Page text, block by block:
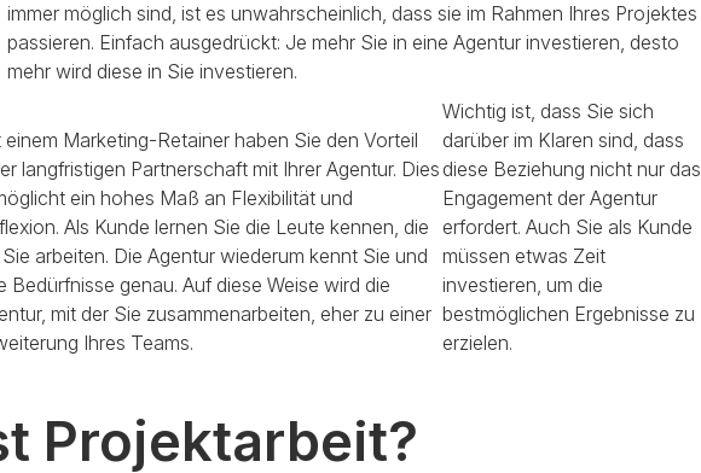
immer möglich sind, ist es unwahrscheinlich, dass sie im Rahmen Ihres Projektes
passieren. Einfach ausgedrückt: Je mehr Sie in eine Agentur investieren, desto
mehr wird diese in Sie investieren.
einem Marketing-Retainer haben Sie den Vorteil
langfristigen Partnerschaft mit Ihrer Agentur. Dies
ein hohes Maß an Flexibilität und
Als Kunde lernen Sie die Leute kennen, die
arbeiten. Die Agentur wiederum kennt Sie und
Bedürfnisse genau. Auf diese Weise wird die
mit der Sie zusammenarbeiten, eher zu einer
Ihres Teams.
Wichtig ist, dass Sie sich
darüber im Klaren sind, dass
diese Beziehung nicht nur das
Engagement der Agentur
erfordert. Auch Sie als Kunde
müssen etwas Zeit
investieren, um die
bestmöglichen Ergebnisse zu
erzielen.
Projektarbeit?